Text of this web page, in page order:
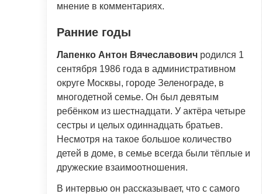
мнение в комментариях.
Ранние годы
Лапенко Антон Вячеславович родился 1
сентября 1986 года в административном
округе Москвы, городе Зеленограде, в
многодетной семье. Он был девятым
ребёнком из шестнадцати. У актёра четыре
сестры и целых одиннадцать братьев.
Несмотря на такое большое количество
детей в доме, в семье всегда были тёплые и
дружеские взаимоотношения.
В интервью он рассказывает, что с самого